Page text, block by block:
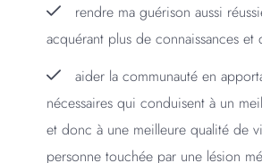
rendre ma guérison aussi
acquérant plus de connaissances et
aider la communauté en
nécessaires qui conduisent à un
et donc à une meilleure qualité de
personne touchée par une lésion